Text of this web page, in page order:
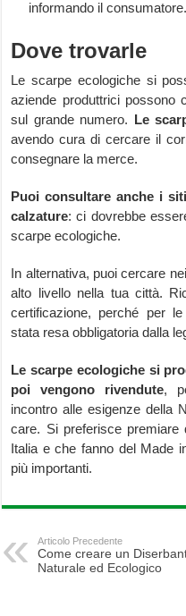
informando il consumatore.
Dove trovarle
Le scarpe ecologiche si
aziende produttrici possono
sul grande numero. Le
avendo cura di cercare il
consegnare la merce.
Puoi consultare anche i
calzature: ci dovrebbe
scarpe ecologiche.
In alternativa, puoi cercare
alto livello nella tua città.
certificazione, perché per
stata resa obbligatoria dalla
Le scarpe ecologiche si
poi vengono rivendute,
incontro alle esigenze della
care. Si preferisce premiare
Italia e che fanno del Made
più importanti.
Articolo Precedente
Come creare un
Naturale ed Ecologico